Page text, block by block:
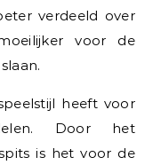
verdeeld over
voor de
heeft voor
Door het
is het voor de